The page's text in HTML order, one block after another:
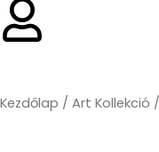
Kezdőlap / Art Kollekció /